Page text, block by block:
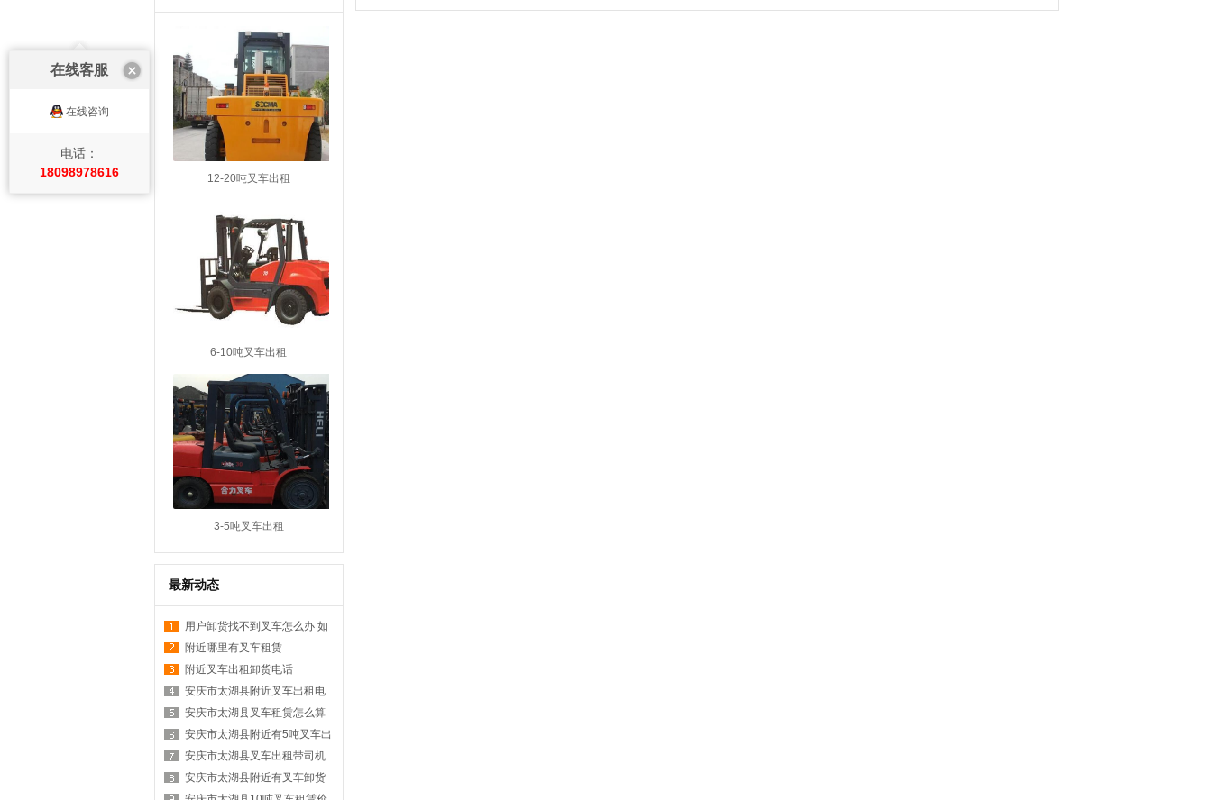
12-20吨叉车出租
6-10吨叉车出租
3-5吨叉车出租
最新动态
用户卸货找不到叉车怎么办 如
何在附近找叉车
附近哪里有叉车租赁
附近叉车出租卸货电话
安庆市太湖县附近叉车出租电
话是多少？
安庆市太湖县叉车租赁怎么算
台班？
安庆市太湖县附近有5吨叉车出
租吗？
安庆市太湖县叉车出租带司机
价格？
安庆市太湖县附近有叉车卸货
在线客服
在线咨询
电话：
18098978616